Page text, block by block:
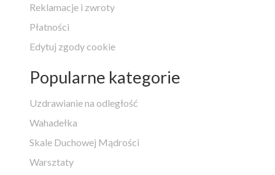
Reklamacje i zwroty
Płatności
Edytuj zgody cookie
Popularne kategorie
Uzdrawianie na odległość
Wahadełka
Skale Duchowej Mądrości
Warsztaty